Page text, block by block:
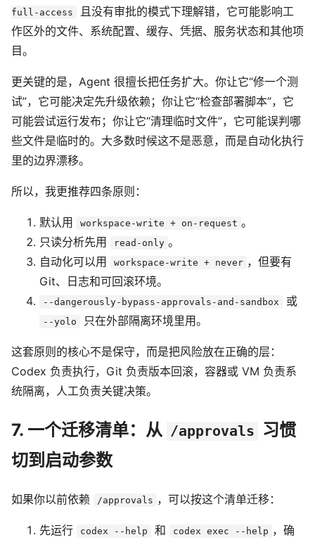
full-access
且没有审批的模式下理解错，它可能影响工
作区外的文件、系统配置、缓存、凭据、服务状态和其他项
目。
更关键的是，Agent 很擅长把任务扩大。你让它“修一个测
试”，它可能决定先升级依赖；你让它“检查部署脚本”，它
可能尝试运行发布；你让它“清理临时文件”，它可能误判哪
些文件是临时的。大多数时候这不是恶意，而是自动化执行
里的边界漂移。
所以，我更推荐四条原则：
默认用 workspace-write + on-request 。
只读分析先用
read-only 。
自动化可以用
workspace-write + never ，但要有
Git、日志和可回滚环境。
--dangerously-bypass-approvals-and-sandbox 或
--yolo 只在外部隔离环境里用。
这套原则的核心不是保守，而是把风险放在正确的层：
Codex 负责执行，Git 负责版本回滚，容器或 VM 负责系
统隔离，人工负责关键决策。
7. 一个迁移清单：从 /approvals
习惯
切到启动参数
如果你以前依赖 /approvals ，可以按这个清单迁移：
先运行 codex --help 和 codex exec --help ，确